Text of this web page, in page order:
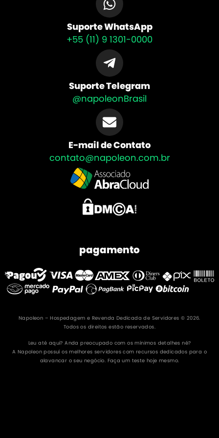
Suporte WhatsApp
+55 (11) 9 1301-0000
Suporte Telegram
@napoleonBrasil
E-mail de Contato
contato@napoleon.com.br
pagamento
Napoleon – Hospedagem e Revenda Dedicada de Servidores © 2026.
Todos os direitos estão reservados.
Leu até aqui? Anda preocupado com os mínimos detalhes né?
A Napoleon possuí os melhores servidores com recursos dedicados para o
alavancar o seu negócio. Faça um teste hoje mesmo.